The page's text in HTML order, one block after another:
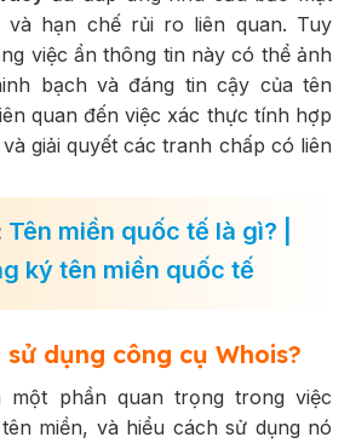
và hạn chế rủi ro liên quan. Tuy
việc ẩn thông tin này có thể ảnh
bạch và đáng tin cậy của tên
quan đến việc xác thực tính hợp
giải quyết các tranh chấp có liên
Tên miền quốc tế là gì? |
ký tên miền quốc tế
dụng công cụ Whois?
một phần quan trọng trong việc
miền, và hiểu cách sử dụng nó